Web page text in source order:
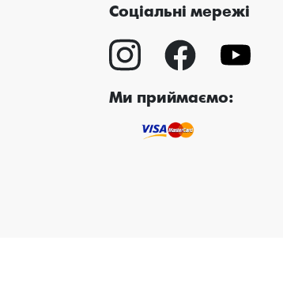
Соціальні мережі
Ми приймаємо: